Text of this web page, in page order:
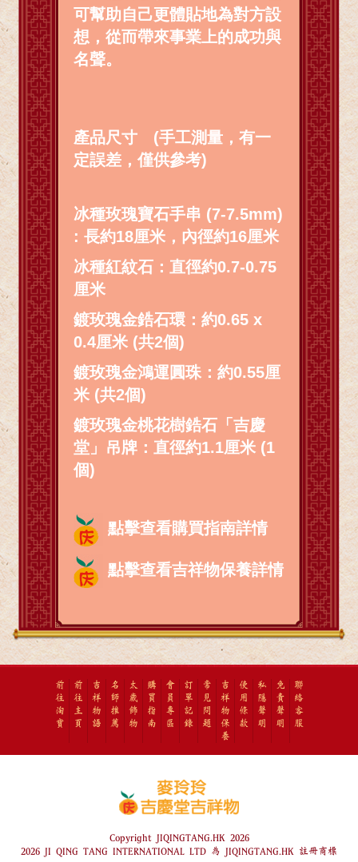
可幫助自己更體貼地為對方設
想，從而帶來事業上的成功與
名聲。
產品尺寸 (手工測量，有一
定誤差，僅供參考)
冰種玫瑰寶石手串 (7-7.5mm)
: 長約18厘米，內徑約16厘米
冰種紅紋石：直徑約0.7-0.75
厘米
鍍玫瑰金鋯石環：約0.65 x
0.4厘米 (共2個)
鍍玫瑰金鴻運圓珠：約0.55厘
米 (共2個)
鍍玫瑰金桃花樹鋯石「吉慶
堂」吊牌：直徑約1.1厘米 (1
個)
點擊查看購買指南詳情
點擊查看吉祥物保養詳情
前
往
淘
寶
前
往
主
頁
吉
祥
物
語
名
師
推
薦
太
歲
飾
物
購
買
指
南
會
員
專
區
訂
單
記
錄
常
見
問
題
吉
祥
物
保
養
使
用
條
款
私
隱
聲
明
免
責
聲
明
聯
絡
客
服
Copyright JIQINGTANG.HK 2026
2026 JI QING TANG INTERNATIONAL LTD 為 JIQINGTANG.HK 註冊商標